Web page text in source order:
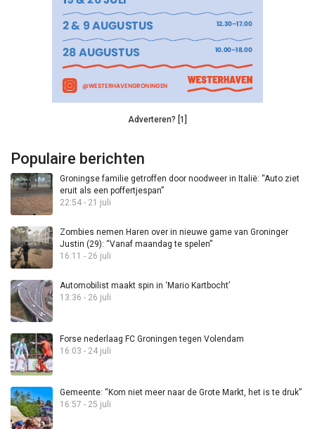
Adverteren? [1]
Populaire berichten
Groningse familie getroffen door noodweer in Italië: “Auto ziet
eruit als een poffertjespan”
22:54 - 21 juli
Zombies nemen Haren over in nieuwe game van Groninger
Justin (29): “Vanaf maandag te spelen”
16:11 - 26 juli
Automobilist maakt spin in ‘Mario Kartbocht’
13:36 - 26 juli
Forse nederlaag FC Groningen tegen Volendam
16:03 - 24 juli
Gemeente: “Kom niet meer naar de Grote Markt, het is te druk”
16:57 - 25 juli